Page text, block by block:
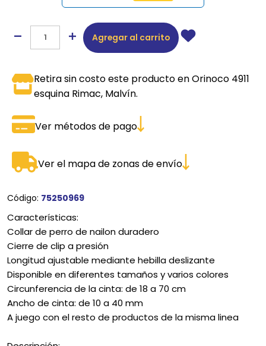
Agregar al carrito
Retira sin costo este producto en Orinoco 4911
esquina Rimac, Malvín.
Ver métodos de pago
Ver el mapa de zonas de envío
Código: 75250969
Características:
Collar de perro de nailon duradero
Cierre de clip a presión
Longitud ajustable mediante hebilla deslizante
Disponible en diferentes tamaños y varios colores
Circunferencia de la cinta: de 18 a 70 cm
Ancho de cinta: de 10 a 40 mm
A juego con el resto de productos de la misma linea